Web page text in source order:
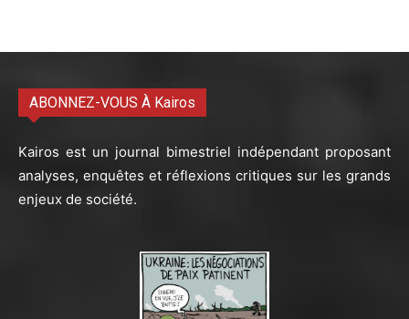
ABONNEZ-VOUS À Kairos
Kairos est un journal bimestriel indépendant proposant
analyses, enquêtes et réflexions critiques sur les grands
enjeux de société.